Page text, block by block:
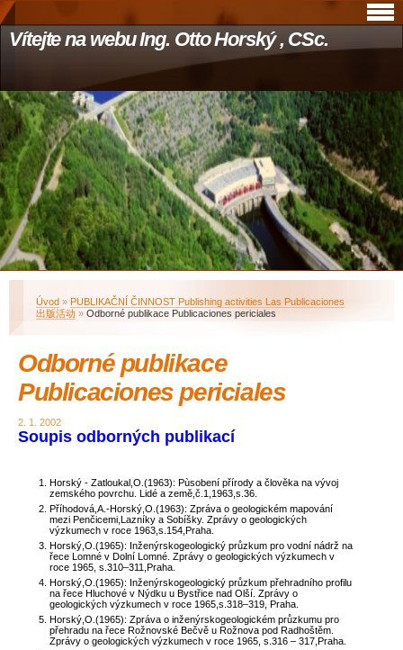
Vítejte na webu Ing. Otto Horský , CSc.
Úvod » PUBLIKAČNÍ ČINNOST Publishing activities Las Publicaciones
出版活动 » Odborné publikace Publicaciones periciales
Odborné publikace
Publicaciones periciales
2. 1. 2002
Soupis odborných publikací
Horský - Zatloukal,O.(1963): Pùsobení přírody a člověka na vývoj
zemského povrchu. Lidé a země,č.1,1963,s.36.
Příhodová,A.-Horský,O.(1963): Zpráva o geologickém mapování
mezi Penčicemi,Lazníky a Sobíšky. Zprávy o geologických
výzkumech v roce 1963,s.154,Praha.
Horský,O.(1965): Inženýrskogeologický průzkum pro vodní nádrž na
řece Lomné v Dolní Lomné. Zprávy o geologických výzkumech v
roce 1965, s.310–311,Praha.
Horský,O.(1965): Inženýrskogeologický průzkum přehradního profilu
na řece Hluchové v Nýdku u Bystřice nad Olší. Zprávy o
geologických výzkumech v roce 1965,s.318–319, Praha.
Horský,O.(1965): Zpráva o inženýrskogeologickém průzkumu pro
přehradu na řece Rožnovské Bečvě u Rožnova pod Radhoštěm.
Zprávy o geologických výzkumech v roce 1965, s.316 – 317,Praha.